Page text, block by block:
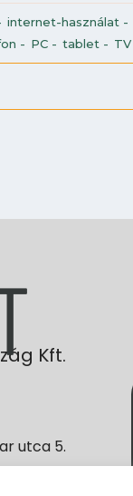
internet-használat -
- PC - tablet - TV
Kft.
utca 5.